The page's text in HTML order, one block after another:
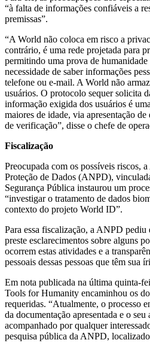
“à falta de informações confiáveis a
premissas”.
“A World não coloca em risco a
contrário, é uma rede projetada para
permitindo uma prova de
necessidade de saber informações
telefone ou e-mail. A World não
usuários. O protocolo sequer solicita
informação exigida dos usuários é
maiores de idade, via apresentação
de verificação”, disse o chefe de
Fiscalização
Preocupada com os possíveis riscos,
Proteção de Dados (ANPD),
Segurança Pública instaurou um
“investigar o tratamento de dados
contexto do projeto World ID”.
Para essa fiscalização, a ANPD
preste esclarecimentos sobre alguns
ocorrem estas atividades e a
pessoais dessas pessoas que têm sua
Em nota publicada na última quinta-
Tools for Humanity encaminhou os
requeridas. “Atualmente, o processo
da documentação apresentada e o seu
acompanhado por qualquer
pesquisa pública da ANPD,